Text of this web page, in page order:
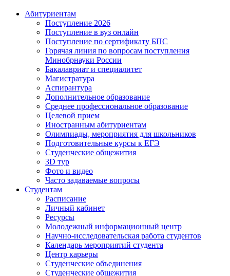
Абитуриентам
Поступление 2026
Поступление в вуз онлайн
Поступление по сертификату БПС
Горячая линия по вопросам поступления
Минобрнауки России
Бакалавриат и специалитет
Магистратура
Аспирантура
Дополнительное образование
Среднее профессиональное образование
Целевой прием
Иностранным абитуриентам
Олимпиады, мероприятия для школьников
Подготовительные курсы к ЕГЭ
Студенческие общежития
3D тур
Фото и видео
Часто задаваемые вопросы
Студентам
Расписание
Личный кабинет
Ресурсы
Молодежный информационный центр
Научно-исследовательская работа студентов
Календарь мероприятий студента
Центр карьеры
Студенческие объединения
Студенческие общежития